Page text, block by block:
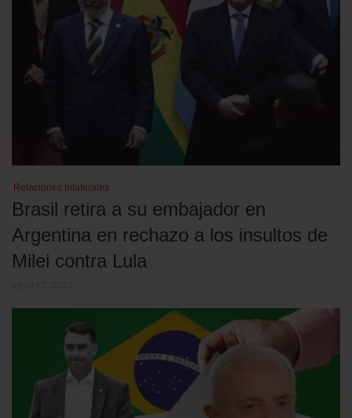
Relaciones bilaterales
Brasil retira a su embajador en
Argentina en rechazo a los insultos de
Milei contra Lula